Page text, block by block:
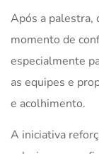
Após a palestra,
momento de
especialmente
as equipes e
e acolhimento.
A iniciativa